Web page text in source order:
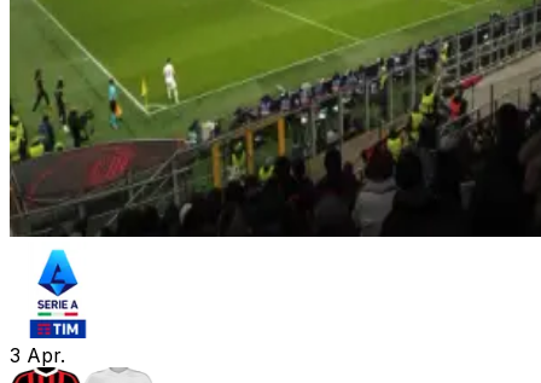
3 Apr.